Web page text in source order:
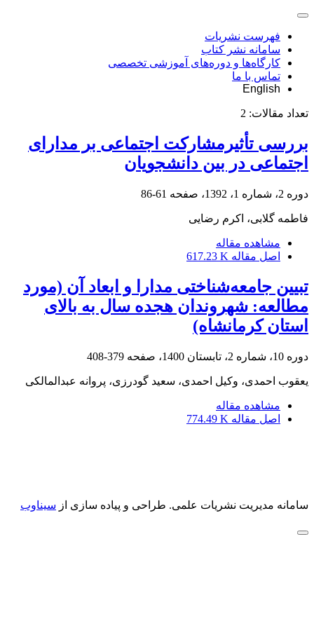
فهرست نشریات
سامانه نشر کتاب
کارگاه‌ها و دوره‌های آموزشی تخصصی
تماس با ما
English
تعداد مقالات: 2
بررسی تأثیرمشارکت اجتماعی بر مدارای
اجتماعی در بین دانشجویان
دوره 2، شماره 1، 1392، صفحه 61-86
فاطمه گلابی، اکرم رضایی
مشاهده مقاله
اصل مقاله 617.23 K
تبیین جامعه‌شناختی مدارا و ابعاد آن (مورد
مطالعه: شهروندان هجده سال به بالای
استان کرمانشاه)
دوره 10، شماره 2، تابستان 1400، صفحه 379-408
یعقوب احمدی، وکیل احمدی، سعید گودرزی، پروانه عبدالمالکی
مشاهده مقاله
اصل مقاله 774.49 K
سامانه مدیریت نشریات علمی. طراحی و پیاده سازی از سیناوب